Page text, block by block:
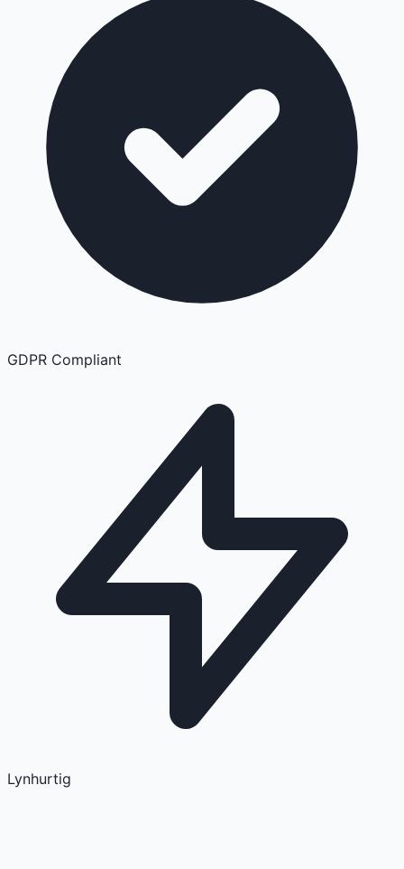
GDPR Compliant
Lynhurtig